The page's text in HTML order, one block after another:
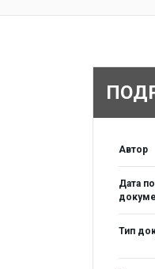
Автор
Дата
Тип